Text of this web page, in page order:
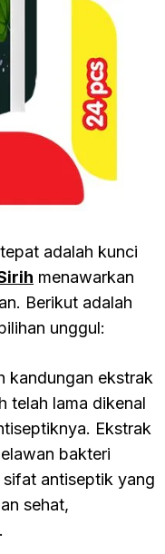
adalah kunci
menawarkan
Berikut adalah
unggul:
kandungan ekstrak
telah lama dikenal
Ekstrak
bakteri
antiseptik yang
sehat,